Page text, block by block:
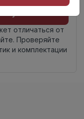
отличаться от
Проверяйте
и комплектации